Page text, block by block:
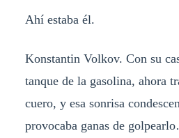
Ahí estaba él.
Konstantin Volkov. Con su
tanque de la gasolina, ahora
cuero, y esa sonrisa
provocaba ganas de